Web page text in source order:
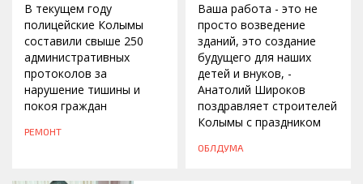
В текущем году
полицейские Колымы
составили свыше 250
административных
протоколов за
нарушение тишины и
покоя граждан
РЕМОНТ
Ваша работа - это не
просто возведение
зданий, это создание
будущего для наших
детей и внуков, -
Анатолий Широков
поздравляет строителей
Колымы с праздником
ОБЛДУМА